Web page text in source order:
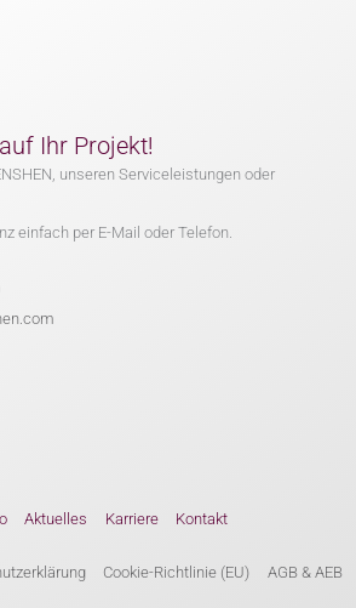
Ihr Projekt!
unseren Serviceleistungen oder
einfach per E-Mail oder Telefon.
Aktuelles Karriere Kontakt
Cookie-Richtlinie (EU) AGB & AEB